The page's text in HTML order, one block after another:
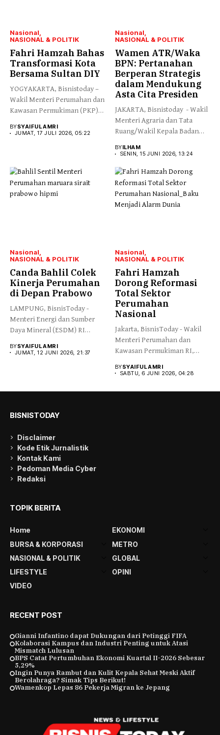
Nasional
NASIONAL & POLITIK
Fahri Hamzah Bahas
Transformasi Kota
Bersama Sultan DIY
YOGYAKARTA, Bisnistoday –
Wakil Menteri Perumahan dan
Kawasan Permukiman (PKP)
BYSYAIFUL AMRI
JUMAT, 17 JULI 2026, 05:22
Nasional
NASIONAL & POLITIK
Wamen ATR/Waka
BPN: Pertanahan
Berperan Strategis
dalam Mendukung
Asta Cita Presiden
JAKARTA, Bisnistoday - Wakil
Menteri Agraria dan Tata
Ruang/Wakil Kepala Badan
BYILHAM
SENIN, 15 JUNI 2026, 13:24
Nasional
NASIONAL & POLITIK
Canda Bahlil Colek
Kinerja Perumahan
di Depan Prabowo
LAMPUNG, BisnisToday -
Menteri Energi dan Sumber
Daya Mineral (ESDM) RI
BYSYAIFUL AMRI
JUMAT, 12 JUNI 2026, 21:37
Nasional
NASIONAL & POLITIK
Fahri Hamzah
Dorong Reformasi
Total Sektor
Perumahan
Nasional
Jakarta, BisnisToday - Wakil
Menteri Perumahan dan
Kawasan Permukiman RI,
BYSYAIFUL AMRI
SABTU, 6 JUNI 2026, 04:28
BISNISTODAY
Disclaimer
Kode Etik Jurnalistik
Kontak Kami
Pedoman Media Cyber
Redaksi
TOPIK BERITA
Home
EKONOMI
BURSA & KORPORASI
METRO
NASIONAL & POLITIK
GLOBAL
LIFESTYLE
OPINI
VIDEO
RECENT POST
Gianni Infantino dapat Dukungan dari Petinggi FIFA
Kolaborasi Kampus dan Industri Penting untuk Atasi
Mismatch Lulusan
BPS Catat Pertumbuhan Ekonomi Kuartal II-2026 Sebesar
5,29%
Ingin Punya Rambut dan Kulit Kepala Sehat Meski Aktif
Berolahraga? Simak Tips Berikut!
Wamenkop Lepas 86 Pekerja Migran ke Jepang